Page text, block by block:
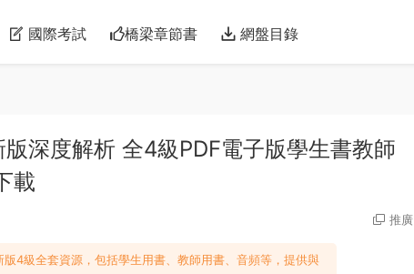
國際考試 橋梁章節書 網盤目錄
深度解析 全4級PDF電子版學生書教師
載
推廣
4級全套資源，包括學生用書、教師用書、音頻等，提供與